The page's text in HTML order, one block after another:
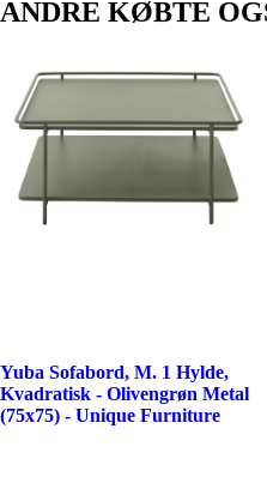
ANDRE KØBTE
Yuba Sofabord, M. 1 Hylde,
Kvadratisk - Olivengrøn Metal
(75x75) - Unique Furniture